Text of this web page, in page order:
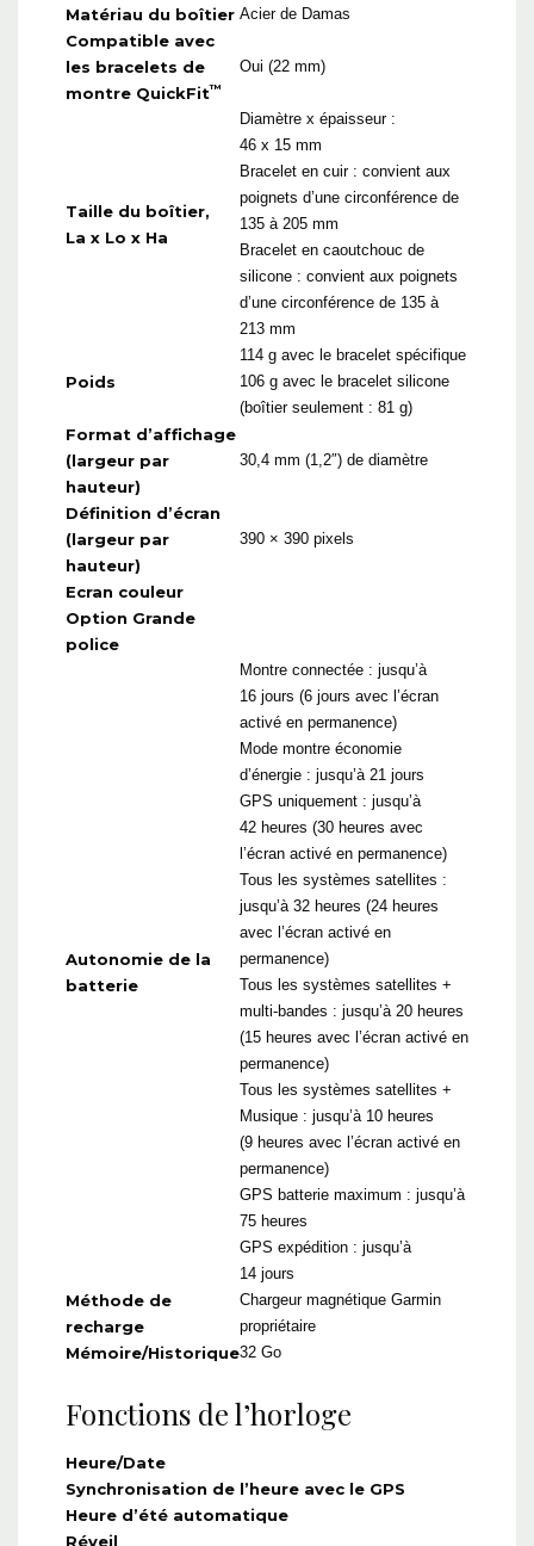
Matériau du boîtier Acier de Damas
Compatible avec
les bracelets de
montre QuickFit™
Oui (22 mm)
Taille du boîtier,
La x Lo x Ha
Diamètre x épaisseur :
46 x 15 mm
Bracelet en cuir : convient aux
poignets d’une circonférence de
135 à 205 mm
Bracelet en caoutchouc de
silicone : convient aux poignets
d’une circonférence de 135 à
213 mm
Poids
114 g avec le bracelet spécifique
106 g avec le bracelet silicone
(boîtier seulement : 81 g)
Format d’affichage
(largeur par
hauteur)
30,4 mm (1,2″) de diamètre
Définition d’écran
(largeur par
hauteur)
390 × 390 pixels
Ecran couleur
Option Grande
police
Autonomie de la
batterie
Montre connectée : jusqu’à
16 jours (6 jours avec l’écran
activé en permanence)
Mode montre économie
d’énergie : jusqu’à 21 jours
GPS uniquement : jusqu’à
42 heures (30 heures avec
l’écran activé en permanence)
Tous les systèmes satellites :
jusqu’à 32 heures (24 heures
avec l’écran activé en
permanence)
Tous les systèmes satellites +
multi-bandes : jusqu’à 20 heures
(15 heures avec l’écran activé en
permanence)
Tous les systèmes satellites +
Musique : jusqu’à 10 heures
(9 heures avec l’écran activé en
permanence)
GPS batterie maximum : jusqu’à
75 heures
GPS expédition : jusqu’à
14 jours
Méthode de
recharge
Chargeur magnétique Garmin
propriétaire
Mémoire/Historique32 Go
Fonctions de l’horloge
Heure/Date
Synchronisation de l’heure avec le GPS
Heure d’été automatique
Réveil